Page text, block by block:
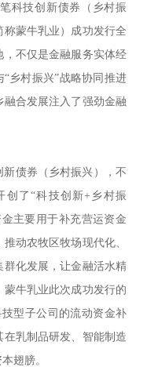
科技创新债券（乡村振
蒙牛乳业）成功发行全
，不仅是金融服务实体经
乡村振兴”战略协同推进
合发展注入了强劲金融
债券（乡村振兴），不
创了“科技创新+乡村振
主要用于补充营运资金
动农牧区牧场现代化、
化发展，让金融活水精
牛乳业此次成功发行的
型子公司的流动资金补
乳制品研发、智能制造
翅膀。